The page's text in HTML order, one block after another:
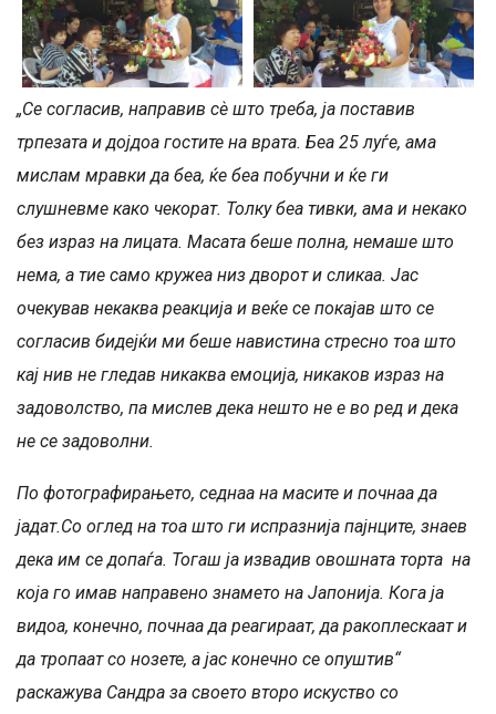
„Се согласив, направив сѐ што треба, ја поставив
трпезата и дојдоа гостите на врата. Беа 25 луѓе, ама
мислам мравки да беа, ќе беа побучни и ќе ги
слушневме како чекорат. Толку беа тивки, ама и некако
без израз на лицата. Масата беше полна, немаше што
нема, а тие само кружеа низ дворот и сликаа. Јас
очекував некаква реакција и веќе се покајав што се
согласив бидејќи ми беше навистина стресно тоа што
кај нив не гледав никаква емоција, никаков израз на
задоволство, па мислев дека нешто не е во ред и дека
не се задоволни.
По фотографирањето, седнаа на масите и почнаа да
јадат.Со оглед на тоа што ги испразнија пајнците, знаев
дека им се допаѓа. Тогаш ја извадив овошната торта на
која го имав направено знамето на Јапонија. Кога ја
видоа, конечно, почнаа да реагираат, да ракоплескаат и
да тропаат со нозете, а јас конечно се опуштив“
раскажува Сандра за своето второ искуство со